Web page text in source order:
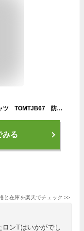
マーモット Marmot ボトルネック長袖シャツ TOMTJB67 防虫 アウトドア アンチインセクト ロングスリーブボトルネック カットソー メンズ ユニセックス セール キャンプ
みる
と在庫を楽天でチェック >>
ンTはいかがでし